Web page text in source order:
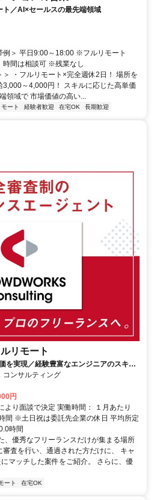
／AI×セールスの最先端領域
例＞ 平日9:00～18:00 ※フルリモート
時間は相談可 ※残業なし
・フルリモート×完全週休2日！ 場所を
～4,000円！ スキルに応じた高単価
領域で 市場価値の高い...
ート 経験者歓迎 在宅OK 長期歓迎
リモート
を実現／経験豊富なエンジニアのスキル
コンサルティング
円
より面談で決定 実働時間： １月あたり
間 ※土日祝は委託先企業の休日 平均所定
時間
、優秀なフリーランスだけが集まる場所
審査を行い、通過された方だけに、 キャ
マッチした案件をご紹介。 さらに、優
ート 在宅OK